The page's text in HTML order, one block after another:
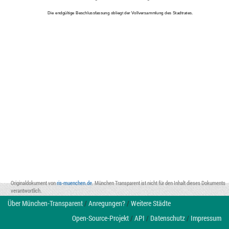
Die endgültige Beschlussfassung obliegt der Vollversammlung des Stadtrates.
Originaldokument vonris-muenchen.de. München Transparent ist nicht für den Inhalt dieses Dokuments
verantwortlich.
Über München-Transparent/Anregungen?/Weitere Städte
Open-Source-Projekt/API / Datenschutz/ Impressum